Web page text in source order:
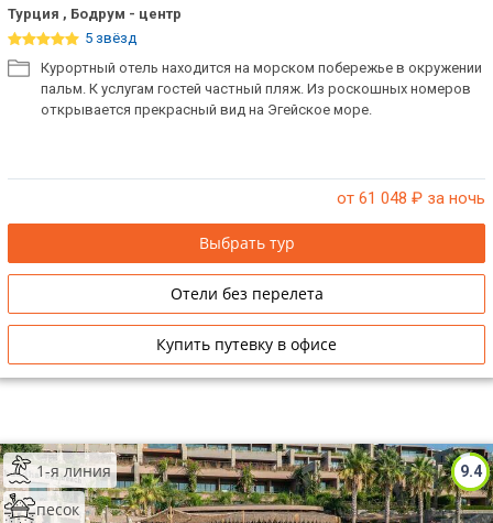
Турция , Бодрум - центр
5 звёзд
Курортный отель находится на морском побережье в окружении
пальм. К услугам гостей частный пляж. Из роскошных номеров
открывается прекрасный вид на Эгейское море.
от 61 048 ₽ за ночь
Выбрать тур
Отели без перелета
Купить путевку в офисе
9.4
1-я линия
песок